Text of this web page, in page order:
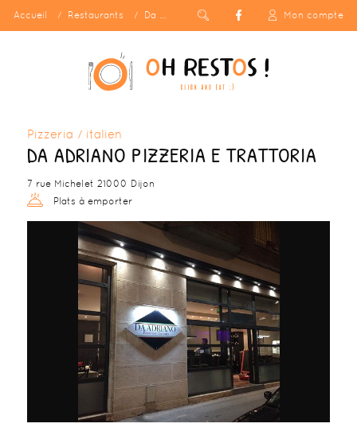
Accueil Restaurants Da Adriano Pizzeria e Trattoria Mon compte
Pizzeria / italien
DA ADRIANO PIZZERIA E TRATTORIA
7 rue Michelet 21000 Dijon
Plats à emporter